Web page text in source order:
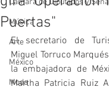
Camara de Diputados y
Música
Arte
México
Moda
Puertas"
El secretario de
Miguel Torruco
la embajadora de
Martha Patricia Ruiz